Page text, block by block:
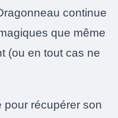
continue
que même
(ou en tout cas ne
pour récupérer son